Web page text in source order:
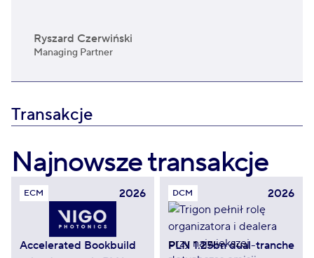
Ryszard Czerwiński
Managing Partner
Transakcje
Najnowsze transakcje
ECM 2026
Accelerated Bookbuild
DCM 2026
PLN 1.25bn dual-tranche